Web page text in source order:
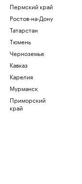
Пермский край
Ростов-на-Дону
Татарстан
Тюмень
Черноземье
Кавказ
Карелия
Мурманск
Приморский
край